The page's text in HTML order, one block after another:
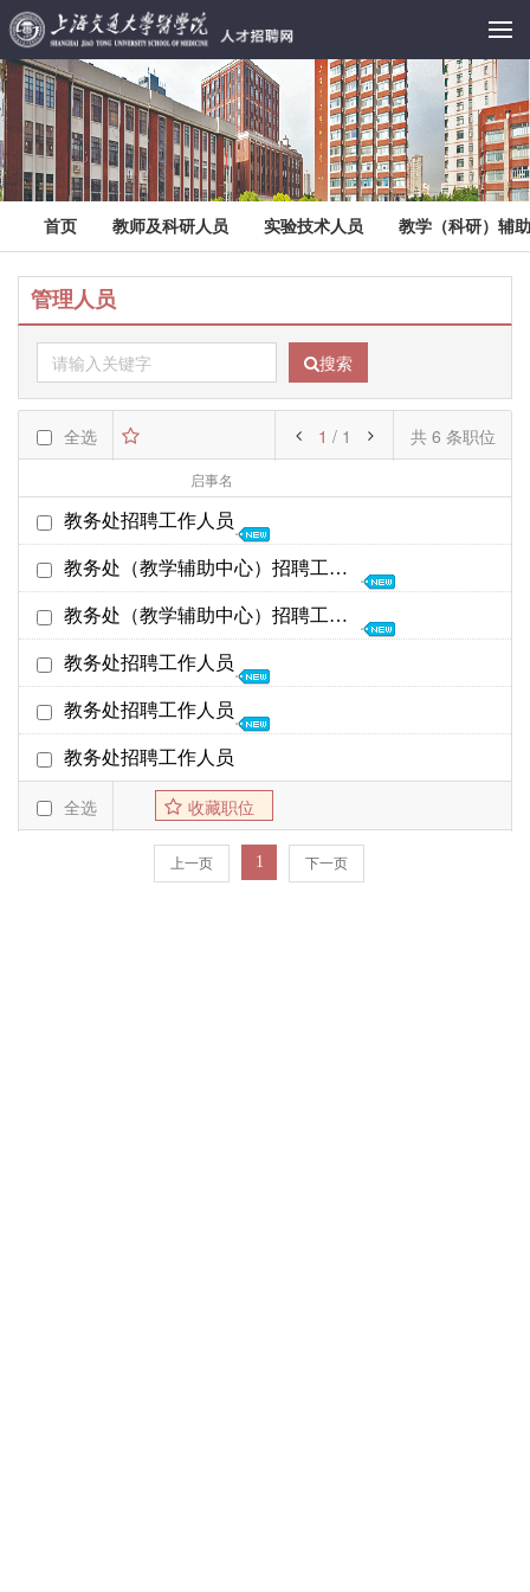
首页 教师及科研人员 实验技术人员 教学（科研）辅
管理人员
搜索
全选 共 6 条职位
1 / 1
启事名
部门名
截至日期
发布时间
教务处招聘工作人员
教务处 26年01月22日
26年02月28日 01-21
教务处（教学辅助中心）招聘工作人员
教务处（教学辅助中心） 23年05月29日
23年06月07日 05-29
教务处（教学辅助中心）招聘工作人员
教务处（教学辅助中心）
23年03月30日 03-09
教务处招聘工作人员
教务处
20年05月20日 05-11
教务处招聘工作人员
教务处
18年02月10日 12-21
教务处招聘工作人员
教务处
17年03月08日 03-02
全选 收藏职位
上一页 1 下一页